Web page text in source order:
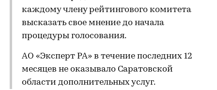
каждому члену рейтингового комитета
высказать свое мнение до начала
процедуры голосования.
АО «Эксперт РА» в течение последних 12
месяцев не оказывало Саратовской
области дополнительных услуг.